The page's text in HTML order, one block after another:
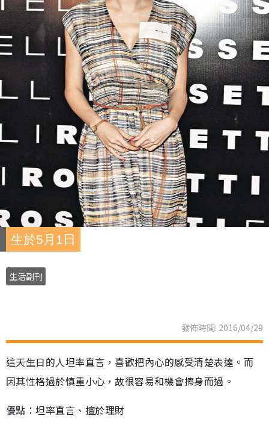
生於5月1日
生活副刊
發佈時間: 2016/04/29
這天生日的人坦率直言，喜歡把內心的感受清楚表達。而
因其性格過於慎重小心，故很容易和機會擦身而過。
優點：坦率直言、擅於理財